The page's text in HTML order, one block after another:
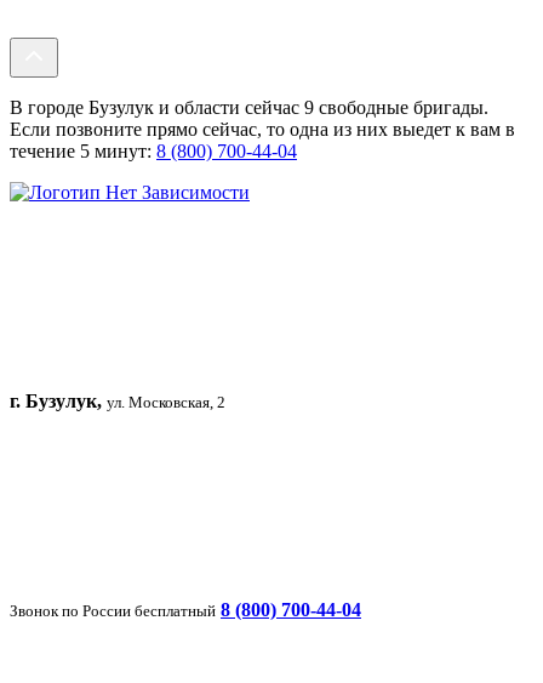
В городе Бузулук и области сейчас 9 свободные бригады.
Если позвоните прямо сейчас, то одна из них выедет к вам в
течение 5 минут: 8 (800) 700-44-04
г. Бузулук, ул. Московская, 2
Звонок по России бесплатный 8 (800) 700-44-04